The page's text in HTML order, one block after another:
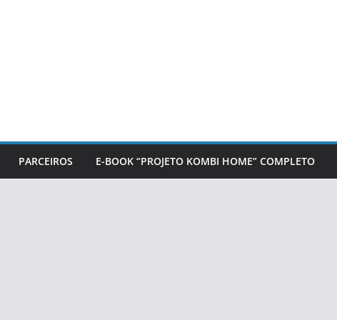
PARCEIROS E-BOOK “PROJETO KOMBI HOME” COMPLETO